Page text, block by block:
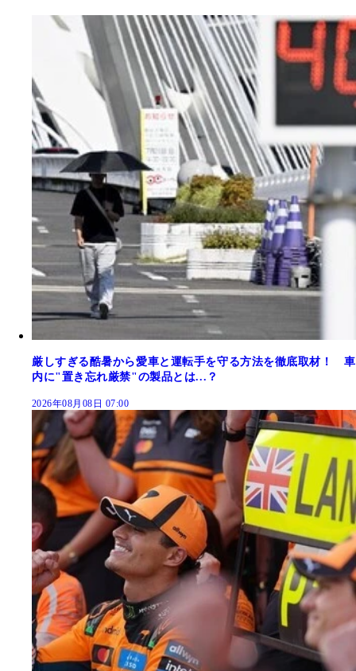
厳しすぎる酷暑から愛車と運転手を守る方法を徹底取材！ 車
内に"置き忘れ厳禁"の製品とは...？
2026年08月08日 07:00